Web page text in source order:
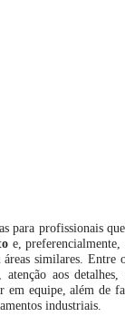
para profissionais
e,
similares. Entre
aos
em equipe, além de
industriais.